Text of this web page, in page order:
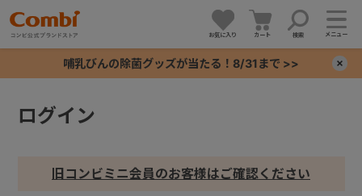
お気に入り カート 検索 メニュー
哺乳びんの除菌グッズが当たる！8/31まで >>
ログイン
旧コンビミニ会員のお客様はご確認ください